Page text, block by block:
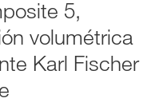
5,
volumétrica
Karl Fischer